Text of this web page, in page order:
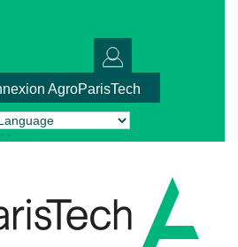
AgroParisTech
by Translate